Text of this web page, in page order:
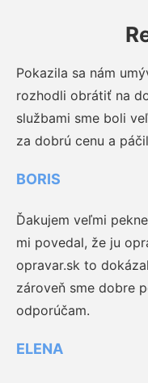
Pokazila sa nám
rozhodli obrátiť na
službami sme boli
za dobrú cenu a
BORIS
Ďakujem veľmi
mi povedal, že ju
opravar.sk to
zároveň sme dobre
odporúčam.
ELENA